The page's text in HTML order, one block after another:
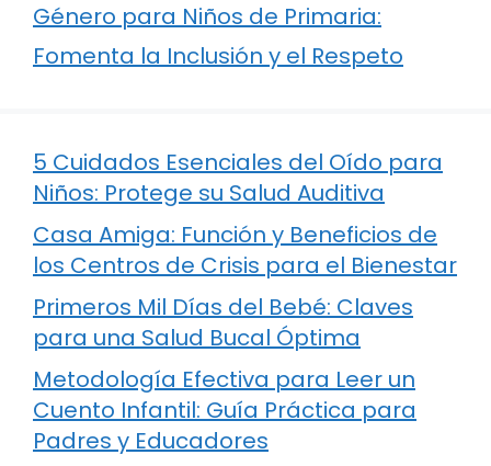
Género para Niños de Primaria:
Fomenta la Inclusión y el Respeto
5 Cuidados Esenciales del Oído para
Niños: Protege su Salud Auditiva
Casa Amiga: Función y Beneficios de
los Centros de Crisis para el Bienestar
Primeros Mil Días del Bebé: Claves
para una Salud Bucal Óptima
Metodología Efectiva para Leer un
Cuento Infantil: Guía Práctica para
Padres y Educadores